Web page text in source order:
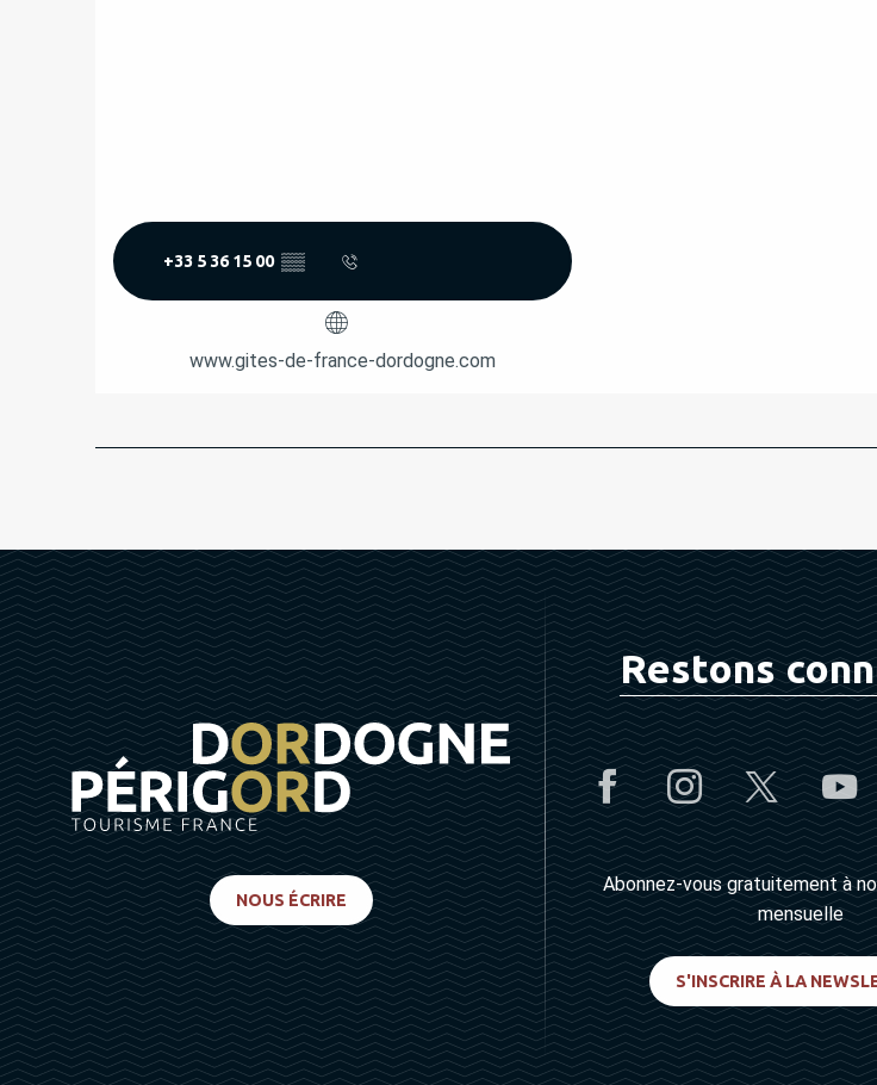
+33 5 36 15 00 ▒▒
www.gites-de-france-dordogne.com
NOUS ÉCRIRE
Restons
Abonnez-vous gratuitement à
mensuelle
S'INSCRIRE À LA